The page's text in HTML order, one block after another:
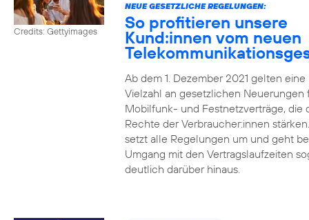
Credits: Gettyimages
NEUE GESETZLICHE REGELUNGEN:
So profitieren unsere
Kund:innen vom neuen
Ab dem 1. Dezember 2021 gelten eine
Vielzahl an gesetzlichen Neuerungen
Mobilfunk- und Festnetzverträge, die
Rechte der Verbraucher:innen
setzt alle Regelungen um und geht
Umgang mit den Vertragslaufzeiten
deutlich darüber hinaus.